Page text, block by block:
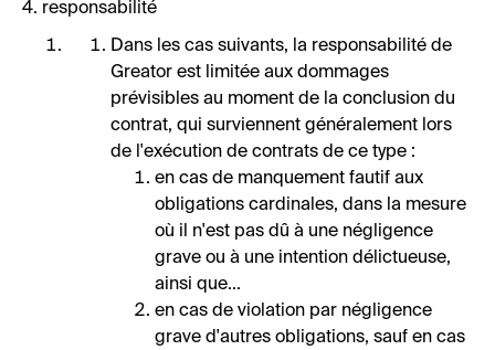
4. responsabilité
Dans les cas suivants, la responsabilité de
Greator est limitée aux dommages
prévisibles au moment de la conclusion du
contrat, qui surviennent généralement lors
de l'exécution de contrats de ce type :
en cas de manquement fautif aux
obligations cardinales, dans la mesure
où il n'est pas dû à une négligence
grave ou à une intention délictueuse,
ainsi que...
en cas de violation par négligence
grave d'autres obligations, sauf en cas